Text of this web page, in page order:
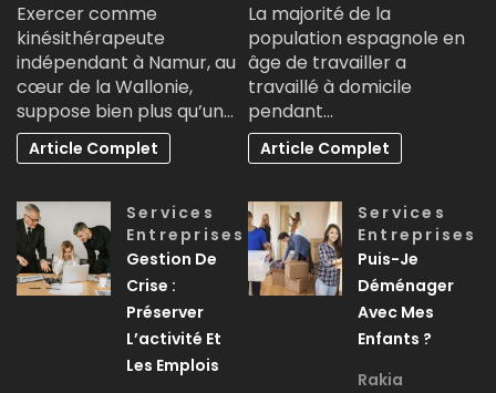
Exercer comme
kinésithérapeute
indépendant à Namur, au
cœur de la Wallonie,
suppose bien plus qu’un…
Article Complet
La majorité de la
population espagnole en
âge de travailler a
travaillé à domicile
pendant…
Article Complet
Services
Entreprises
Gestion De
Crise :
Préserver
L’activité Et
Les Emplois
Services
Entreprises
Puis-Je
Déménager
Avec Mes
Enfants ?
Rakia